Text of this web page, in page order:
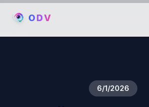
ODV
6/1/2026